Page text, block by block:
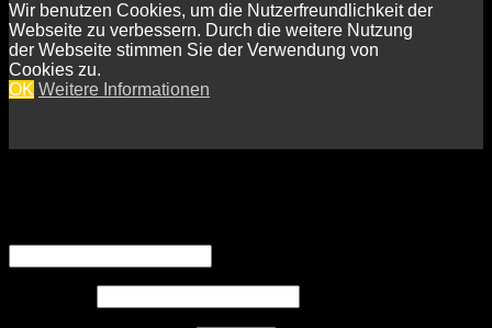
Wir benutzen Cookies, um die Nutzerfreundlichkeit der
Webseite zu verbessern. Durch die weitere Nutzung
der Webseite stimmen Sie der Verwendung von
Cookies zu.
OK Weitere Informationen